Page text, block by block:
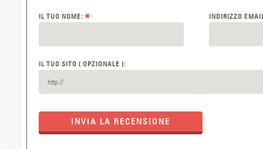
IL TUO NOME: * INDIRIZZO
IL TUO SITO ( OPZIONALE ):
INVIA LA RECENSIONE